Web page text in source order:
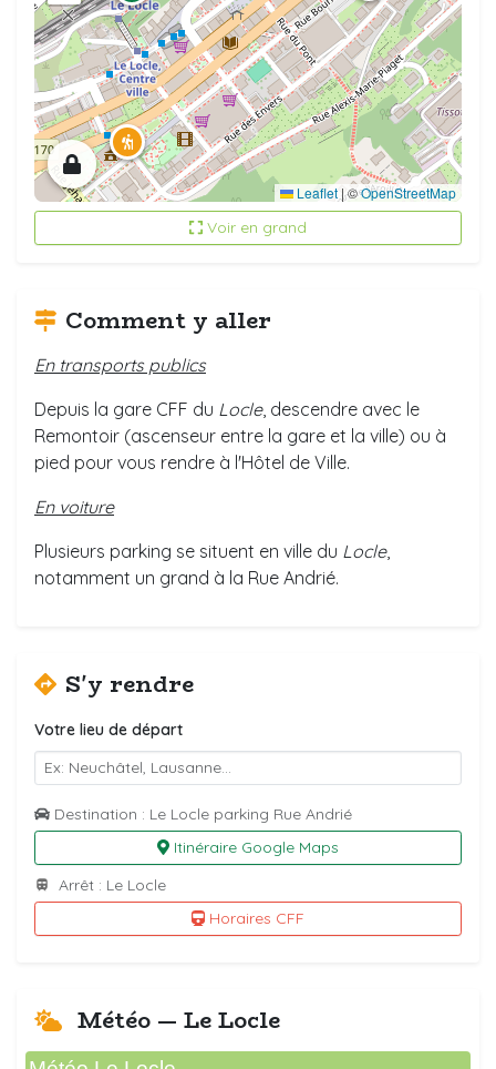
Leaflet |©OpenStreetMap
Voir en grand
Comment y aller
En transports publics
Depuis la gare CFF du Locle, descendre avec le
Remontoir (ascenseur entre la gare et la ville) ou à
pied pour vous rendre à l'Hôtel de Ville.
En voiture
Plusieurs parking se situent en ville du Locle,
notamment un grand à la Rue Andrié.
S'y rendre
Votre lieu de départ
Destination : Le Locle parking Rue Andrié
Itinéraire Google Maps
Arrêt : Le Locle
Horaires CFF
Météo — Le Locle